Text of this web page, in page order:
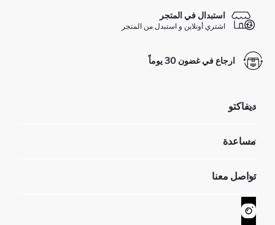
استبدال في المتجر
اشتري أونلاين و استبدل من المتجر
ارجاع في غضون 30 يوماً
ديفاكتو
تعرف علينا
GIFT CLUB
مساعدة
عمليات الارجاع و الاستبدال السهلة
تتبع الشحنة
كيف يمكنك التسوق في ديفاكتو ؟
تواصل معنا
نموذج الاتصال
خدمة العملاء